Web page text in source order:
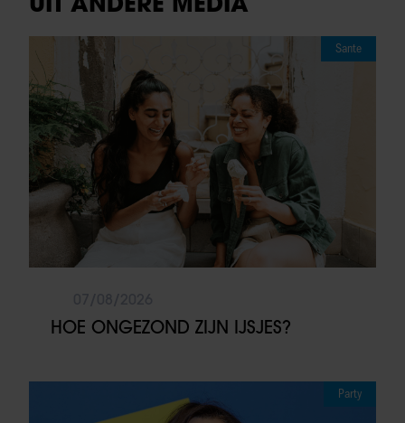
Sante
HOE ONGEZOND ZIJN IJSJES?
Party